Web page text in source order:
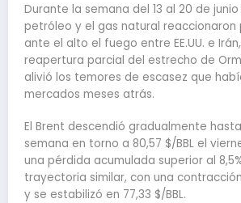
Durante la semana del 13 al 20 de
petróleo y el gas natural reaccionaron
ante el alto el fuego entre EE.UU. e
reapertura parcial del estrecho de
alivió los temores de escasez que
mercados meses atrás.
El Brent descendió gradualmente
semana en torno a 80,57 $/BBL el
una pérdida acumulada superior al
trayectoria similar, con una
y se estabilizó en 77,33 $/BBL.